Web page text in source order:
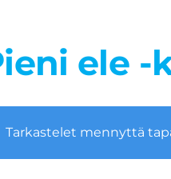
ele -
Tarkastelet mennyttä